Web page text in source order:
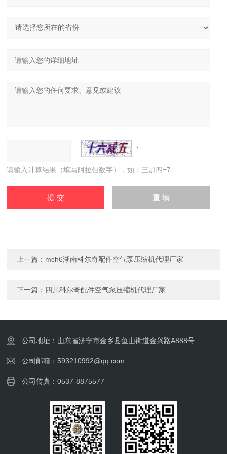
请输入计算结果（填写阿拉伯数字），如：三加四=7
上一篇： mch6湖南科尔奇配件空气泵压缩机代理厂家
下一篇： 四川科尔奇配件空气泵压缩机代理厂家
公司地址：山东省济宁市金乡县鱼山街道金兴路A888号
公司邮箱：593210992@qq.com
公司传真：0537-8875577